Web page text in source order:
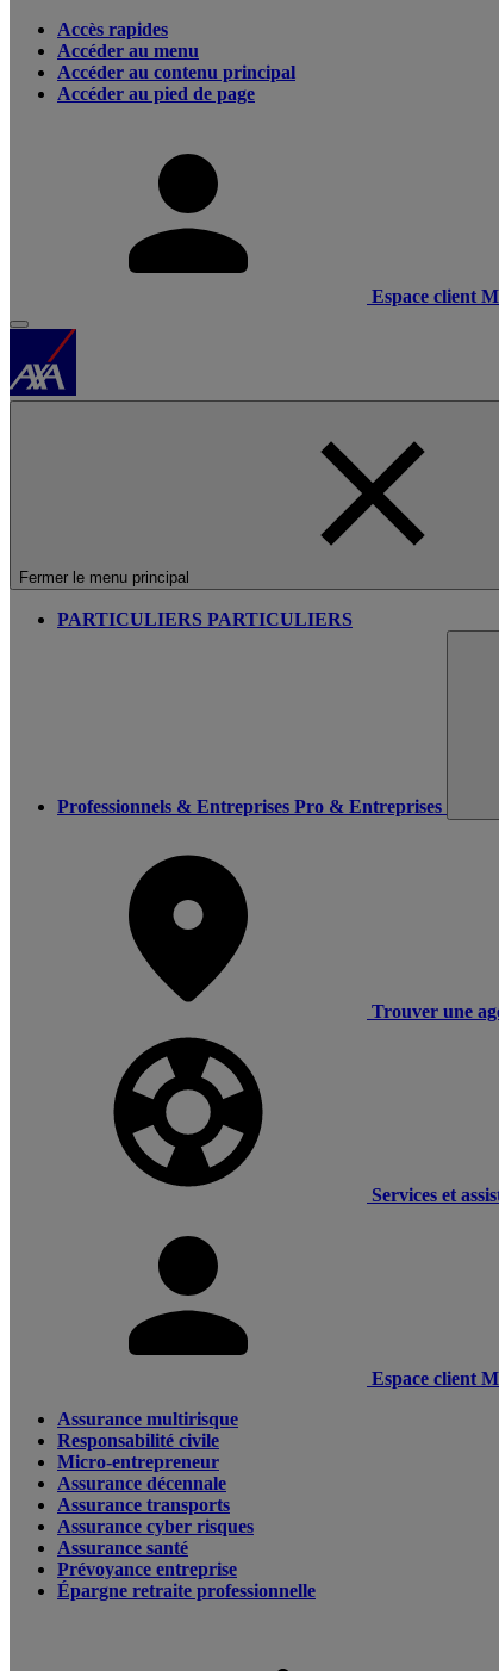
Accès rapides
Accéder au menu
Accéder au contenu principal
Accéder au pied de page
Espace client
Fermer le menu principal
PARTICULIERS PARTICULIERS
Professionnels & Entreprises Pro & Entreprises
Trouver une
Services et
Espace client
Assurance multirisque
Responsabilité civile
Micro-entrepreneur
Assurance décennale
Assurance transports
Assurance cyber risques
Assurance santé
Prévoyance entreprise
Épargne retraite professionnelle